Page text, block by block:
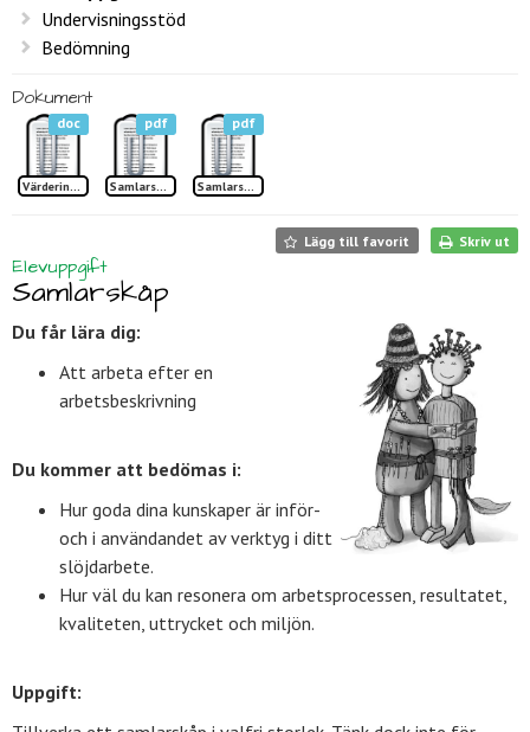
Undervisningsstöd
Bedömning
Dokument
doc
Värdering Samlarskåp
pdf
Samlarskåp sid 1 TP
pdf
Samlarskåp sid 2 TP
Lägg till favorit Skriv ut
Elevuppgift
Samlarskåp
Du får lära dig:
Att arbeta efter en
arbetsbeskrivning
Du kommer att bedömas i:
Hur goda dina kunskaper är inför-
och i användandet av verktyg i ditt
slöjdarbete.
Hur väl du kan resonera om arbetsprocessen, resultatet,
kvaliteten, uttrycket och miljön.
Uppgift: